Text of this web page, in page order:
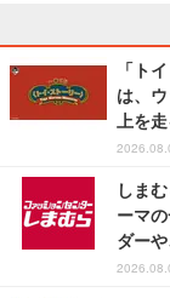
「ト
は、
上を
しま
ーマ
ダー